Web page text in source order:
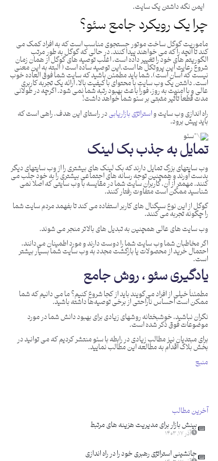
ایمن نگه داشتن یک سایت.
چرا یک رویکرد جامع سئو؟
ماموریت گوگل ساخت موتور جستجوی مناسب است که به افراد کمک می
کند تا آنچه را که می خواهند پیدا کنند. در حالی که گوگل به طور مرتب
الگوریتم های خود را تغییر داده است، اغلب توصیه های گوگل از همان زمان
شروع رعایت این پروتکل ها است.این توصیه ساده است ( البته به این معنی
نیست که آسان است). شما باید مطمئن باشید که سایت شما فوق العاده خوب
است. داشتن یک وب سایت با محتوای با کیفیت بالا، ارائه یک تجربه کاربری
عالی و با امنیت به روز، فوراً باعث بهبود رتبه شما نمی شود. اگرچه در طولانی
مدت قطعاً تأثیر مثبتی بر سئو شما خواهد داشت!
راه اندازی وب سایت واستراتژی بازاریابیدر راستای این هدف، راهی است که
باید پیش برود.
تمایل به جذب بک لینک
وب سایتهای بزرگ تمایل دارند که بک لینک های بیشتری را از وب سایتهای دیگر
بدست آورند و همچنین توجه رسانه های اجتماعی بیشتری را به خود جلب می
کنند. مهمتر از آن، کاربران سایت شما در مقایسه با وب سایتی که اصلا نمی
شناسید ممکن است متفاوت رفتار کنند.
گوگل از این نوع سیگنال های کاربر استفاده می کند تا بفهمد مردم سایت شما
را چگونه تجربه می کنند.
وب سایت های عالی همچنین به تبدیل های بالاتر منجر می شوند.
اگر مخاطبان شما وب سایت شما را دوست دارند و مورد اطمینان می‌دانند،
احتمال خرید از محصولات یا بازگشت مجدد به وب سایت شما بسیار بیشتر
است.
یادگیری سئو ، روش جامع
مطمئناً خیلی از افراد می‌گویند باید از کجا شروع کنیم؟ ما می دانیم که شما
ممکن است احساس ناراحتی از برخی توصیه‌ها داشته باشید.
نگران نباشید، خوشبختانه روشهای زیادی برای بهبود دانش شما در مورد
موضوعات فوق ذکر شده است.
برای مبتدیان نیز مطالب زیادی در رابطه با سئو منتشر کردیم که می توانید در
بخش بلاگ اقدام به مطالعه این مطالب نمایید.
منبع
آخرین مطالب
بینش بازار برای مدیریت هزینه های مرتبط
آذر ۱۷, ۱۴۰۳
جانشینی استراتژی رهبری خود را در راه اندازی